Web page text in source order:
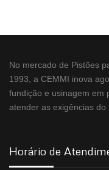
No mercado de Pistões
1993, a CEMMI inova
fundição e usinagem em
atender as exigências do
Horário de